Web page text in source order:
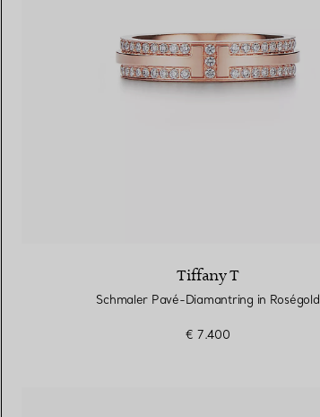
Tiffany T
Schmaler Pavé-Diamantring in Roségold
€ 7.400